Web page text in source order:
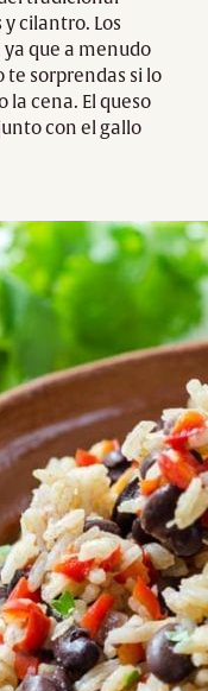
cilantro. Los
que a menudo
te sorprendas si lo
la cena. El queso
con el gallo